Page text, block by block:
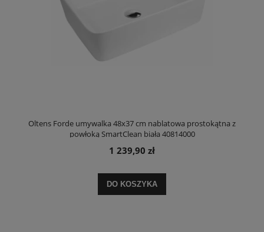
Oltens Forde umywalka 48x37 cm nablatowa prostokątna z
powłoką SmartClean biała 40814000
1 239,90 zł
DO KOSZYKA